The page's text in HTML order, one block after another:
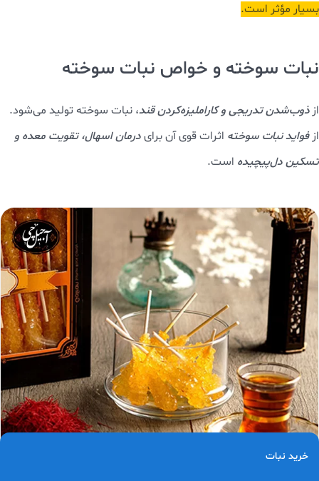
بسیار مؤثر است.
نبات سوخته و خواص نبات سوخته
ازذوب‌شدن تدریجی و کاراملیزه‌کردن قند، نبات سوخته تولید می‌شود.
ازفواید نبات سوخته اثرات قوی آن برایدرمان اسهال، تقویت معده و
تسکین دل‌پیچیده است.
خرید نبات